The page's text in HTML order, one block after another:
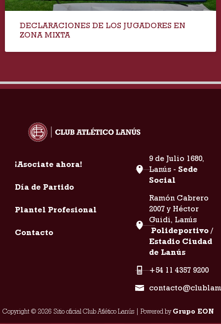
DECLARACIONES DE LOS JUGADORES EN
ZONA MIXTA
¡Asociate ahora!
Día de Partido
Plantel Profesional
Contacto
9 de Julio 1680,
Lanús - Sede
Social
Ramón Cabrero
2007 y Héctor
Guidi, Lanús
Polideportivo /
Estadio Ciudad
de Lanús
+54 11 4357 9200
Copyright © 2026 Sitio oficial Club Atlético Lanús | Powered byGrupo EON